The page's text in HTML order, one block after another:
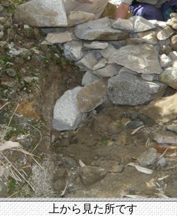
上から見た所です